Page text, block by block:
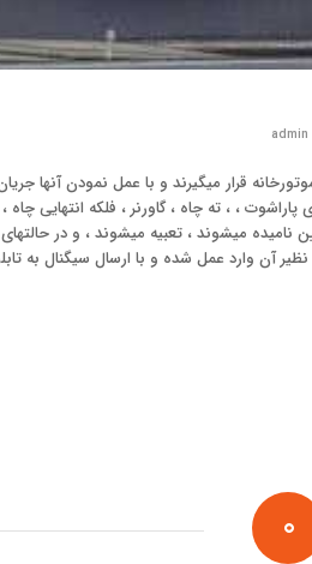
admin
قرار میگیرند و با عمل نمودن آنها
، ، ته چاه ، گاورنر ، فلکه انتهایی چاه ،
نامیده میشوند ، تعبیه میشوند ، و در
آن وارد عمل شده و با ارسال سیگنال به
0